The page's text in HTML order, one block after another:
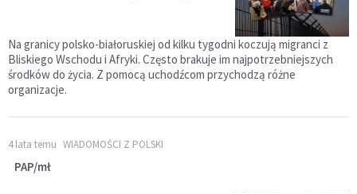
Na granicy polsko-białoruskiej od kilku tygodni koczują migranci z
Bliskiego Wschodu i Afryki. Często brakuje im najpotrzebniejszych
środków do życia. Z pomocą uchodźcom przychodzą różne
organizacje.
4 lata temu WIADOMOŚCI Z POLSKI
PAP/mł